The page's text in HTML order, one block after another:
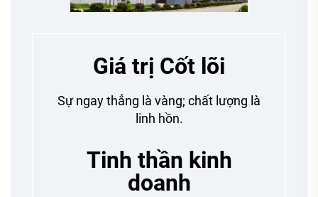
Giá trị Cốt lõi
Sự ngay thẳng là vàng; chất lượng là
linh hồn.
Tinh thần kinh
doanh